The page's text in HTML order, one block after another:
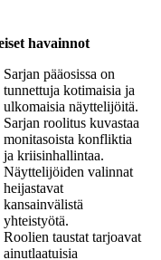
havainnot
Sarjan pääosissa on
tunnettuja kotimaisia ja
ulkomaisia näyttelijöitä.
Sarjan roolitus kuvastaa
monitasoista konfliktia
ja kriisinhallintaa.
Näyttelijöiden valinnat
heijastavat
kansainvälistä
yhteistyötä.
Roolien taustat tarjoavat
ainutlaatuisia